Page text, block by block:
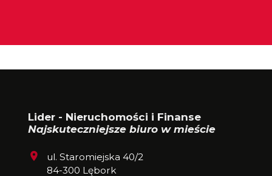
Lider - Nieruchomości i Finanse
Najskuteczniejsze biuro w mieście
ul. Staromiejska 40/2
84-300 Lębork